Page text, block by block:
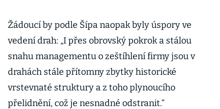
Žádoucí by podle Šípa naopak byly úspory ve
vedení drah: „I přes obrovský pokrok a stálou
snahu managementu o zeštíhlení firmy jsou v
drahách stále přítomny zbytky historické
vrstevnaté struktury a z toho plynoucího
přelidnění, což je nesnadné odstranit.“